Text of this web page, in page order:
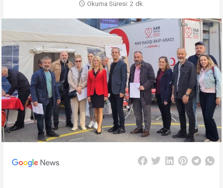
Okuma Süresi: 2 dk.